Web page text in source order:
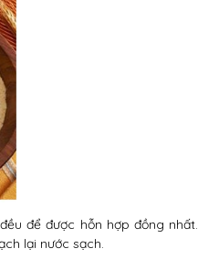
để được hỗn hợp đồng nhất.
lại nước sạch.